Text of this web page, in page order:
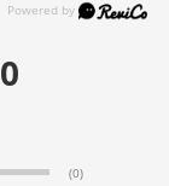
(0)